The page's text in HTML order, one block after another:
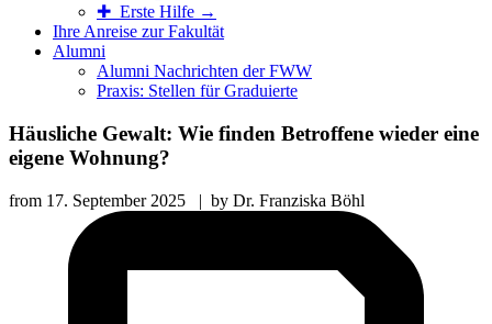
✚ Erste Hilfe →
Ihre Anreise zur Fakultät
Alumni
Alumni Nachrichten der FWW
Praxis: Stellen für Graduierte
Häusliche Gewalt: Wie finden Betroffene wieder eine
eigene Wohnung?
from 17. September 2025 | by Dr. Franziska Böhl